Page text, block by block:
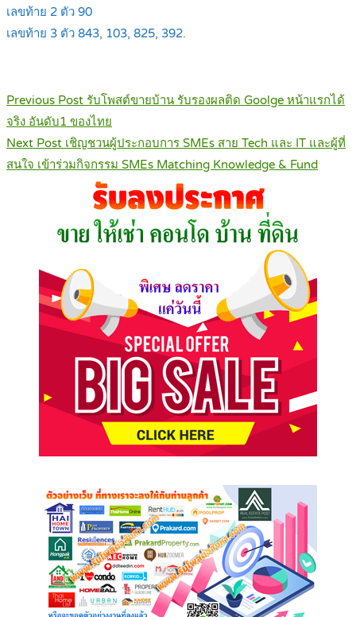
เลขท้าย 2 ตัว 90
เลขท้าย 3 ตัว 843, 103, 825, 392.
Post
navigation
Previous Post รับโพสต์ขายบ้าน รับรองผลติด Goolge หน้าแรกได้
จริง อันดับ1 ของไทย
Next Post เชิญชวนผู้ประกอบการ SMEs สาย Tech และ IT และผู้ที่
สนใจ เข้าร่วมกิจกรรม SMEs Matching Knowledge & Fund